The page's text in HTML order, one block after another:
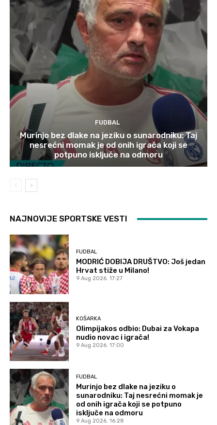
FUDBAL
Murinjo bez dlake na jeziku o sunarodniku: Taj
nesrećni momak je od onih igrača koji se
potpuno isključe na odmoru
NAJNOVIJE SPORTSKE VESTI
FUDBAL
MODRIĆ DOBIJA DRUŠTVO: Još jedan
Hrvat stiže u Milano!
9 Aug 2026. 17:27
KOŠARKA
Olimpijakos odbio: Dubai za Vokapa
nudio novac i igrača!
9 Aug 2026. 17:00
FUDBAL
Murinjo bez dlake na jeziku o
sunarodniku: Taj nesrećni momak je
od onih igrača koji se potpuno
isključe na odmoru
9 Aug 2026. 16:28